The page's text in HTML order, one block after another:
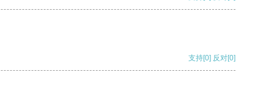
支持[0] 反对[0]